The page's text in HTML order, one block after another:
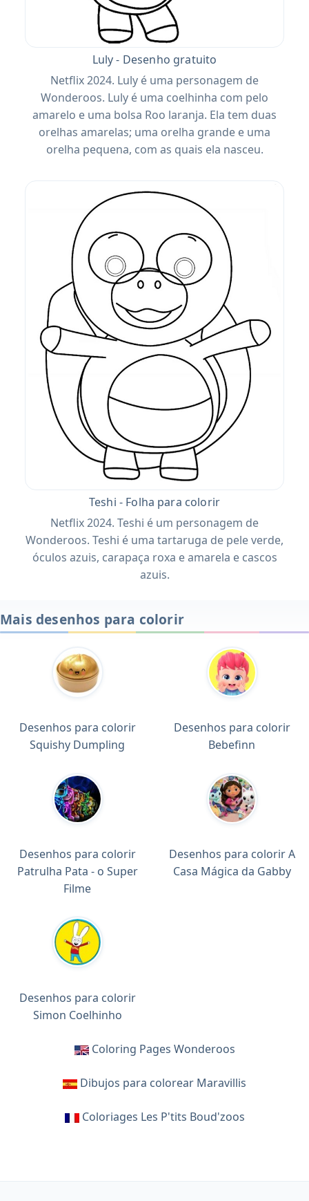
Luly - Desenho gratuito
Netflix 2024. Luly é uma personagem de
Wonderoos. Luly é uma coelhinha com pelo
amarelo e uma bolsa Roo laranja. Ela tem duas
orelhas amarelas; uma orelha grande e uma
orelha pequena, com as quais ela nasceu.
Teshi - Folha para colorir
Netflix 2024. Teshi é um personagem de
Wonderoos. Teshi é uma tartaruga de pele verde,
óculos azuis, carapaça roxa e amarela e cascos
azuis.
Mais desenhos para colorir
Desenhos para colorir
Squishy Dumpling
Desenhos para colorir
Bebefinn
Desenhos para colorir
Patrulha Pata - o Super
Filme
Desenhos para colorir A
Casa Mágica da Gabby
Desenhos para colorir
Simon Coelhinho
Coloring Pages Wonderoos
Dibujos para colorear Maravillis
Coloriages Les P'tits Boud'zoos